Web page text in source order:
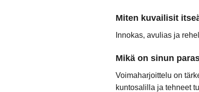
Miten kuvailisit
Innokas, avulias ja
Mikä on sinun
Voimaharjoittelu on
kuntosalilla ja tehneet